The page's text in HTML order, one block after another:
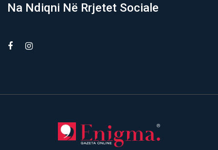
Na Ndiqni Në Rrjetet Sociale